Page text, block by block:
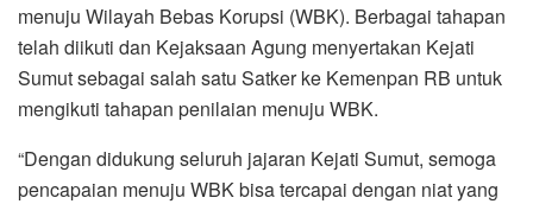
menuju Wilayah Bebas Korupsi (WBK). Berbagai tahapan
telah diikuti dan Kejaksaan Agung menyertakan Kejati
Sumut sebagai salah satu Satker ke Kemenpan RB untuk
mengikuti tahapan penilaian menuju WBK.
“Dengan didukung seluruh jajaran Kejati Sumut, semoga
pencapaian menuju WBK bisa tercapai dengan niat yang